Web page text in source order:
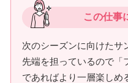
この仕事
次のシーズンに向けたサ
先端を担っているので「
であればより一層楽しめ